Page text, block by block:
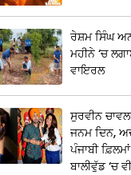
ਰੇਸ਼ਮ ਸਿੰਘ
ਮਹੀਨੇ ‘ਚ
ਵਾਇਰਲ
ਸੁਰਵੀਨ
ਜਨਮ ਦਿਨ,
ਪੰਜਾਬੀ
ਬਾਲੀਵੁੱਡ ‘ਚ